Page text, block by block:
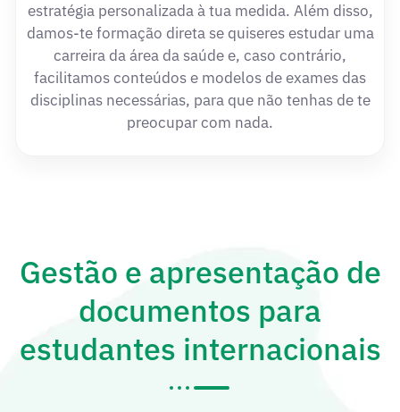
estratégia personalizada à tua medida. Além disso,
damos-te formação direta se quiseres estudar uma
carreira da área da saúde e, caso contrário,
facilitamos conteúdos e modelos de exames das
disciplinas necessárias, para que não tenhas de te
preocupar com nada.
Gestão e apresentação de
documentos para
estudantes internacionais